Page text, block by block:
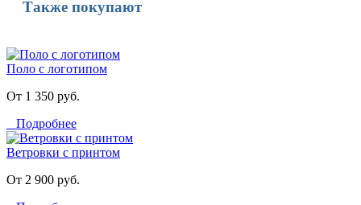
Также покупают
Поло с логотипом
От 1 350 руб.
Подробнее
Ветровки с принтом
От 2 900 руб.